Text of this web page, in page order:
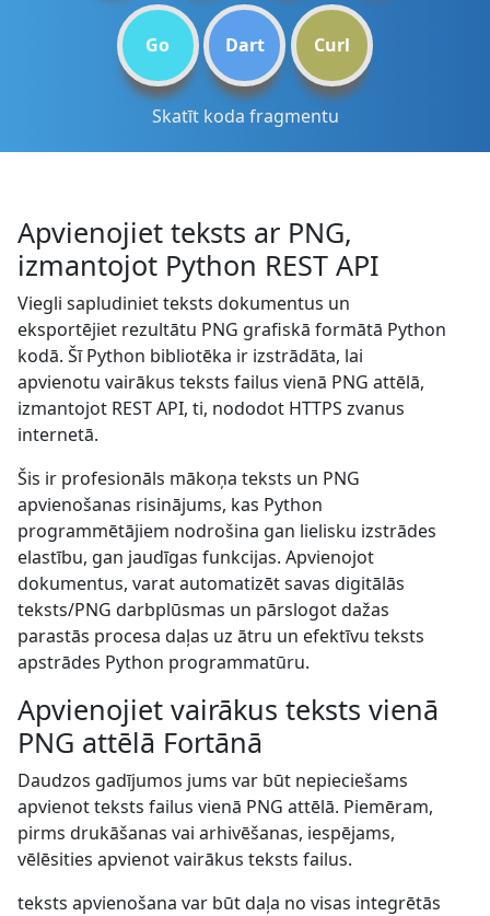
Go Dart Curl
Skatīt koda fragmentu
Apvienojiet teksts ar PNG,
izmantojot Python REST API
Viegli sapludiniet teksts dokumentus un
eksportējiet rezultātu PNG grafiskā formātā Python
kodā. Šī Python bibliotēka ir izstrādāta, lai
apvienotu vairākus teksts failus vienā PNG attēlā,
izmantojot REST API, ti, nododot HTTPS zvanus
internetā.
Šis ir profesionāls mākoņa teksts un PNG
apvienošanas risinājums, kas Python
programmētājiem nodrošina gan lielisku izstrādes
elastību, gan jaudīgas funkcijas. Apvienojot
dokumentus, varat automatizēt savas digitālās
teksts/PNG darbplūsmas un pārslogot dažas
parastās procesa daļas uz ātru un efektīvu teksts
apstrādes Python programmatūru.
Apvienojiet vairākus teksts vienā
PNG attēlā Fortānā
Daudzos gadījumos jums var būt nepieciešams
apvienot teksts failus vienā PNG attēlā. Piemēram,
pirms drukāšanas vai arhivēšanas, iespējams,
vēlēsities apvienot vairākus teksts failus.
teksts apvienošana var būt daļa no visas integrētās